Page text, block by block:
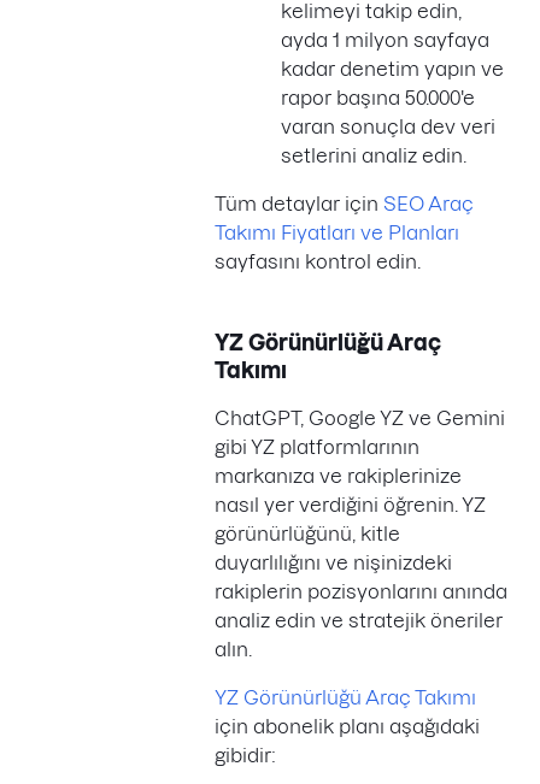
kelimeyi takip edin,
ayda 1 milyon sayfaya
kadar denetim yapın ve
rapor başına 50.000'e
varan sonuçla dev veri
setlerini analiz edin.
Tüm detaylar için SEO Araç
Takımı Fiyatları ve Planları
sayfasını kontrol edin.
YZ Görünürlüğü Araç
Takımı
ChatGPT, Google YZ ve Gemini
gibi YZ platformlarının
markanıza ve rakiplerinize
nasıl yer verdiğini öğrenin. YZ
görünürlüğünü, kitle
duyarlılığını ve nişinizdeki
rakiplerin pozisyonlarını anında
analiz edin ve stratejik öneriler
alın.
YZ Görünürlüğü Araç Takımı
için abonelik planı aşağıdaki
gibidir: